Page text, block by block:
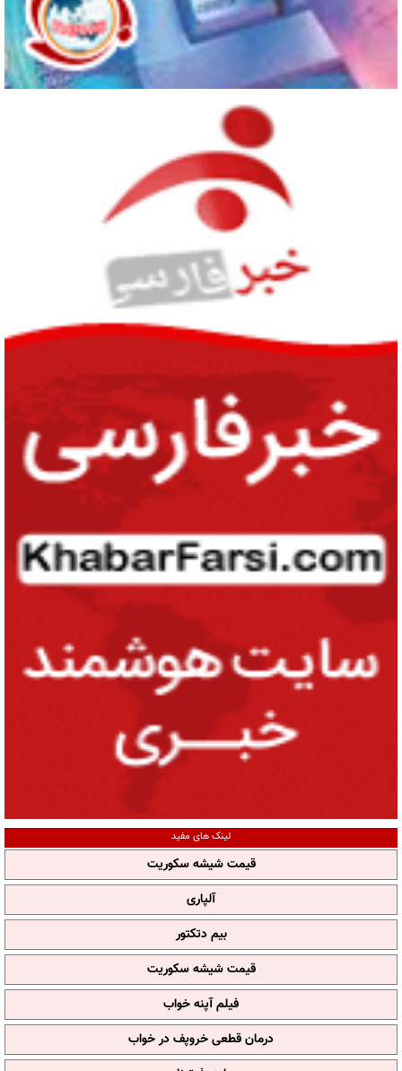
لینک های مفید
قیمت شیشه سکوریت
آلپاری
بیم دتکتور
قیمت شیشه سکوریت
فیلم آپنه خواب
درمان قطعی خروپف در خواب